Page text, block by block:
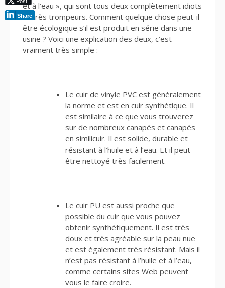
et à l’eau », qui sont tous deux complètement idiots
et très trompeurs. Comment quelque chose peut-il
être écologique s’il est produit en série dans une
usine ? Voici une explication des deux, c’est
vraiment très simple :
Le cuir de vinyle PVC est généralement
la norme et est en cuir synthétique. Il
est similaire à ce que vous trouverez
sur de nombreux canapés et canapés
en similicuir. Il est solide, durable et
résistant à l’huile et à l’eau. Et il peut
être nettoyé très facilement.
Le cuir PU est aussi proche que
possible du cuir que vous pouvez
obtenir synthétiquement. Il est très
doux et très agréable sur la peau nue
et est également très résistant. Mais il
n’est pas résistant à l’huile et à l’eau,
comme certains sites Web peuvent
vous le faire croire.
Share